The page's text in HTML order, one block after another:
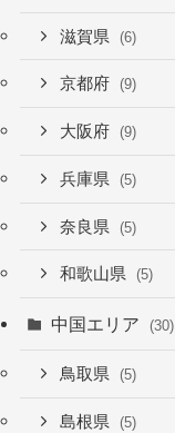
滋賀県 (6)
京都府 (9)
大阪府 (9)
兵庫県 (5)
奈良県 (5)
和歌山県 (5)
中国エリア (30)
鳥取県 (5)
島根県 (5)